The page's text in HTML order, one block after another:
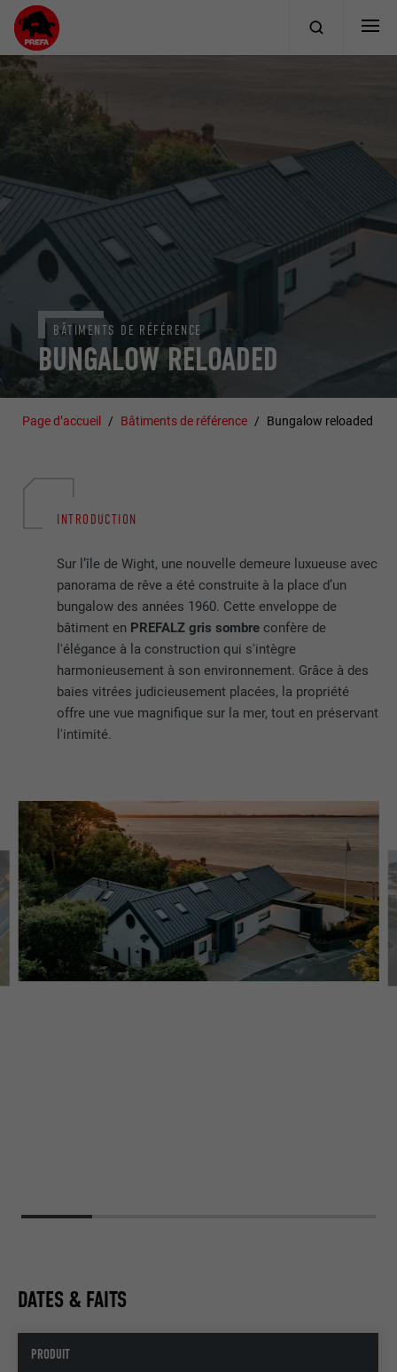
BUNGALOW RELOADED
BÂTIMENTS DE RÉFÉRENCE
Page d’accueil Bâtiments de référence Bungalow reloaded
INTRODUCTION
Sur l’île de Wight, une nouvelle demeure luxueuse avec
panorama de rêve a été construite à la place d’un
bungalow des années 1960. Cette enveloppe de
bâtiment en PREFALZ gris sombre confère de
l'élégance à la construction qui s'intègre
harmonieusement à son environnement. Grâce à des
baies vitrées judicieusement placées, la propriété
offre une vue magnifique sur la mer, tout en préservant
l'intimité.
DATES & FAITS
PRODUIT